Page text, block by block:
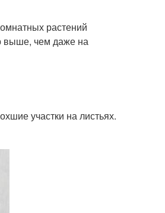
растений
выше, чем даже на
участки на листьях.